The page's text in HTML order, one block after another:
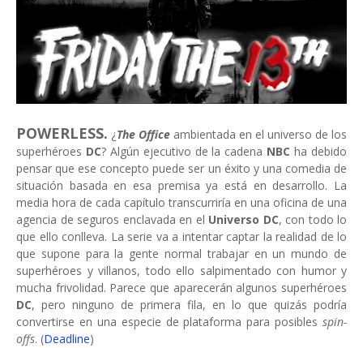
POWERLESS. ¿The Office ambientada en el universo de los
superhéroes DC? Algún ejecutivo de la cadena NBC ha debido
pensar que ese concepto puede ser un éxito y una comedia de
situación basada en esa premisa ya está en desarrollo. La
media hora de cada capítulo transcurriría en una oficina de una
agencia de seguros enclavada en el Universo DC, con todo lo
que ello conlleva. La serie va a intentar captar la realidad de lo
que supone para la gente normal trabajar en un mundo de
superhéroes y villanos, todo ello salpimentado con humor y
mucha frivolidad. Parece que aparecerán algunos superhéroes
DC, pero ninguno de primera fila, en lo que quizás podría
convertirse en una especie de plataforma para posibles spin-
offs. (Deadline)